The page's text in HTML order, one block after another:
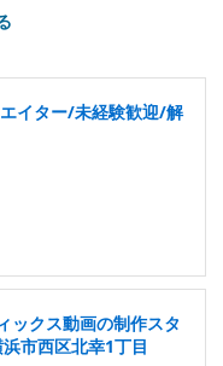
イター/未経験歓迎/解
ックス動画の制作スタ
市西区北幸1丁目